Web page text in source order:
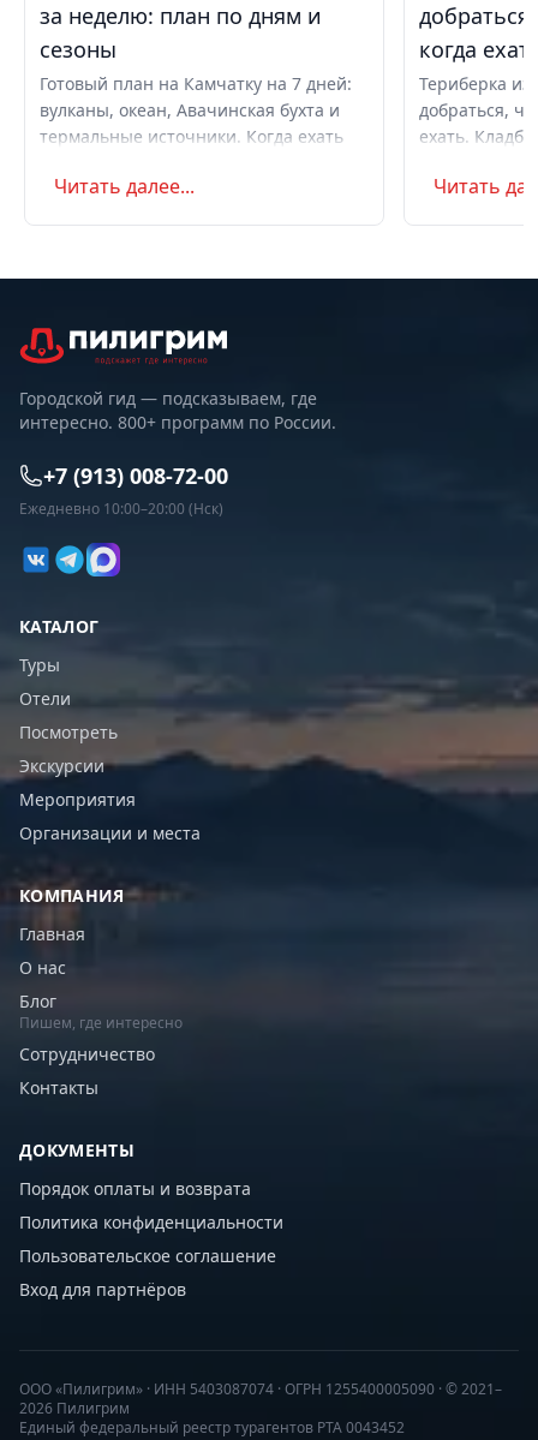
за неделю: план по дням и
сезоны
Готовый план на Камчатку на 7 дней:
вулканы, океан, Авачинская бухта и
термальные источники. Когда ехать
самостоятельно или с туром.
Читать далее...
когда
Териберка
добраться,
ехать.
Маршрут на
Читать
Городской гид — подсказываем, где
интересно. 800+ программ по России.
+7 (913) 008-72-00
Ежедневно 10:00–20:00 (Нск)
КАТАЛОГ
Туры
Отели
Посмотреть
Экскурсии
Мероприятия
Организации и места
КОМПАНИЯ
Главная
О нас
Блог
Пишем, где интересно
Сотрудничество
Контакты
ДОКУМЕНТЫ
Порядок оплаты и возврата
Политика конфиденциальности
Пользовательское соглашение
Вход для партнёров
ООО «Пилигрим» · ИНН 5403087074 · ОГРН 1255400005090 · © 2021–
2026 Пилигрим
Единый федеральный реестр турагентов РТА 0043452